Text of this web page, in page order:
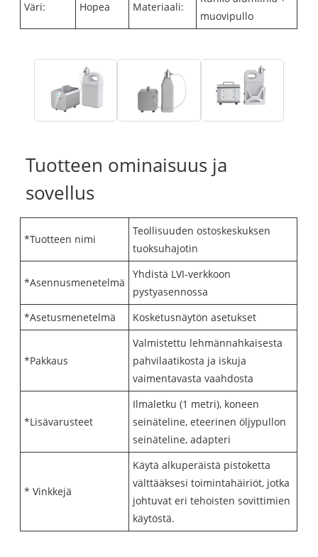
Väri: Hopea Materiaali:
muovipullo
Tuotteen ominaisuus ja
sovellus
*Tuotteen nimi
Teollisuuden ostoskeskuksen
tuoksuhajotin
*Asennusmenetelmä
Yhdistä LVI-verkkoon
pystyasennossa
*Asetusmenetelmä
Kosketusnäytön asetukset
*Pakkaus
Valmistettu lehmännahkaisesta
pahvilaatikosta ja iskuja
vaimentavasta vaahdosta
*Lisävarusteet
Ilmaletku (1 metri), koneen
seinäteline, eteerinen öljypullon
seinäteline, adapteri
* Vinkkejä
Käytä alkuperäistä pistoketta
välttääksesi toimintahäiriöt, jotka
johtuvat eri tehoisten sovittimien
käytöstä.